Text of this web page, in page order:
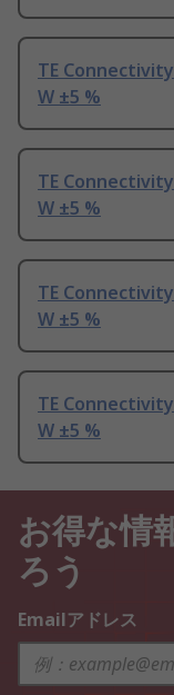
TE Connectivity
W ±5 %
TE Connectivity
W ±5 %
TE Connectivity
W ±5 %
TE Connectivity
W ±5 %
お得な情
ろう
Emailアドレス